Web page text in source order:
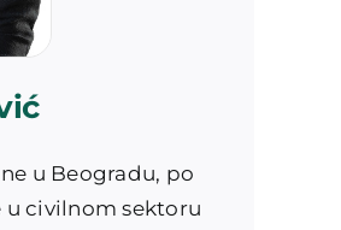
u Beogradu, po
civilnom sektoru